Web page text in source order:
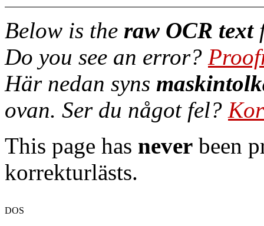
Below is the raw OCR text
Do you see an error?
Här nedan syns
ovan. Ser du något fel?
This page has never been
korrekturlästs.
DOS